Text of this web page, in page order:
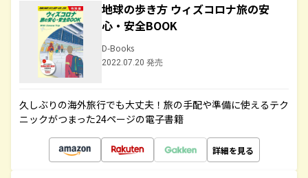
地球の歩き方 ウィズコロナ旅の安
心・安全BOOK
D-Books
2022.07.20 発売
久しぶりの海外旅行でも大丈夫！旅の手配や準備に使えるテク
ニックがつまった24ページの電子書籍
詳細を見る